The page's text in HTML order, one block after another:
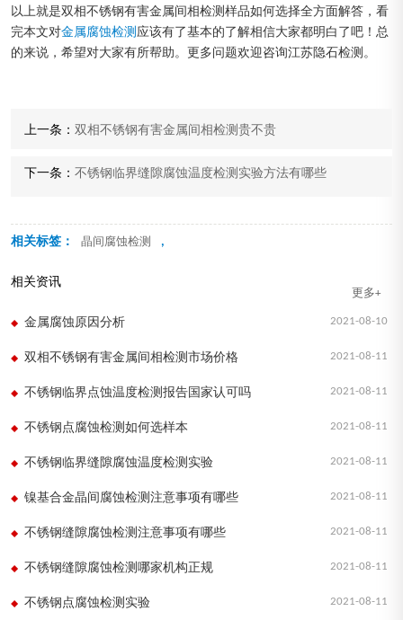
以上就是双相不锈钢有害金属间相检测样品如何选择全方面解答，看
完本文对金属腐蚀检测 应该有了基本的了解相信大家都明白了吧！总
的来说，希望对大家有所帮助。更多问题欢迎咨询江苏隐石检测。
上一条： 双相不锈钢有害金属间相检测贵不贵
下一条： 不锈钢临界缝隙腐蚀温度检测实验方法有哪些
相关标签： 晶间腐蚀检测 ,
相关资讯
更多+
2021-08-10
金属腐蚀原因分析
2021-08-11
双相不锈钢有害金属间相检测市场价格
2021-08-11
不锈钢临界点蚀温度检测报告国家认可吗
2021-08-11
不锈钢点腐蚀检测如何选样本
2021-08-11
不锈钢临界缝隙腐蚀温度检测实验
2021-08-11
镍基合金晶间腐蚀检测注意事项有哪些
2021-08-11
不锈钢缝隙腐蚀检测注意事项有哪些
2021-08-11
不锈钢缝隙腐蚀检测哪家机构正规
2021-08-11
不锈钢点腐蚀检测实验